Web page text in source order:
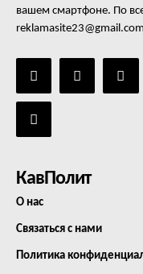
вашем смартфоне. По
reklamasite23@gmail.com
КавПолит
О нас
Связаться с нами
Политика